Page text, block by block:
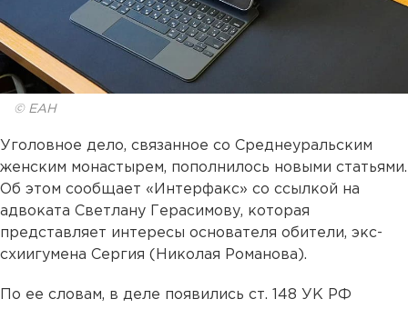
© ЕАН
Уголовное дело, связанное со Среднеуральским
женским монастырем, пополнилось новыми статьями.
Об этом сообщает «Интерфакс» со ссылкой на
адвоката Светлану Герасимову, которая
представляет интересы основателя обители, экс-
схиигумена Сергия (Николая Романова).
По ее словам, в деле появились ст. 148 УК РФ